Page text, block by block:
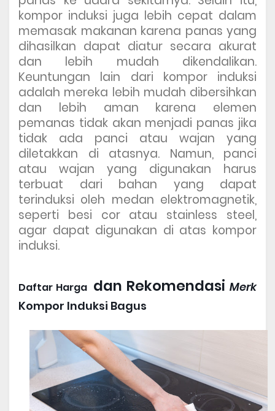
kompor induksi juga lebih cepat dalam
memasak makanan karena panas yang
dihasilkan dapat diatur secara akurat
dan lebih mudah dikendalikan.
Keuntungan lain dari kompor induksi
adalah mereka lebih mudah dibersihkan
dan lebih aman karena elemen
pemanas tidak akan menjadi panas jika
tidak ada panci atau wajan yang
diletakkan di atasnya. Namun, panci
atau wajan yang digunakan harus
terbuat dari bahan yang dapat
terinduksi oleh medan elektromagnetik,
seperti besi cor atau stainless steel,
agar dapat digunakan di atas kompor
induksi.
Daftar Harga dan Rekomendasi
Merk
Kompor Induksi Bagus